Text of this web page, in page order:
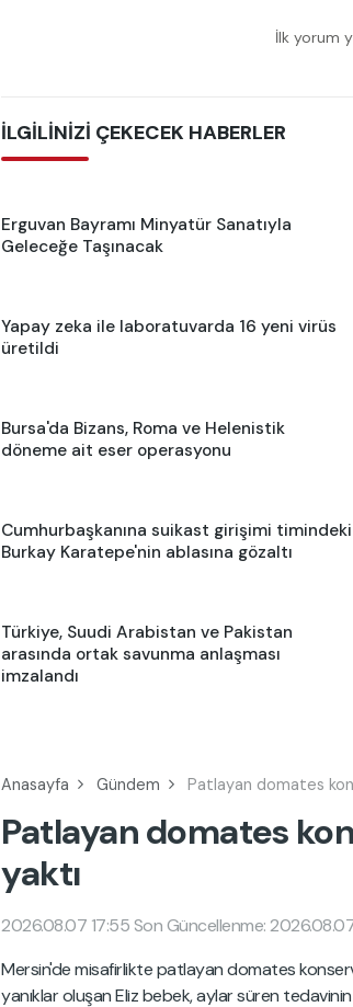
İlk yorum
İLGİLİNİZİ ÇEKECEK HABERLER
Erguvan Bayramı Minyatür Sanatıyla
Geleceğe Taşınacak
Yapay zeka ile laboratuvarda 16 yeni virüs
üretildi
Bursa'da Bizans, Roma ve Helenistik
döneme ait eser operasyonu
Cumhurbaşkanına suikast girişimi timindeki
Burkay Karatepe'nin ablasına gözaltı
Türkiye, Suudi Arabistan ve Pakistan
arasında ortak savunma anlaşması
imzalandı
Anasayfa Gündem Patlayan domates
Patlayan domates
yaktı
2026.08.07 17:55 Son Güncellenme:
Mersin'de misafirlikte patlayan domates
yanıklar oluşan Eliz bebek, aylar süren